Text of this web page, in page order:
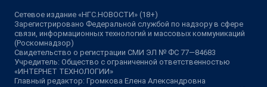
Сетевое издание «НГС.НОВОСТИ» (18+)
Зарегистрировано Федеральной службой по надзору в сфере
связи, информационных технологий и массовых коммуникаций
(Роскомнадзор)
Свидетельство о регистрации СМИ ЭЛ № ФС 77—84683
Учредитель: Общество с ограниченной ответственностью
«ИНТЕРНЕТ ТЕХНОЛОГИИ»
Главный редактор: Громкова Елена Александровна